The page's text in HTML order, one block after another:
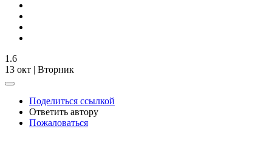
1.6
13 окт | Вторник
Поделиться ссылкой
Ответить автору
Пожаловаться